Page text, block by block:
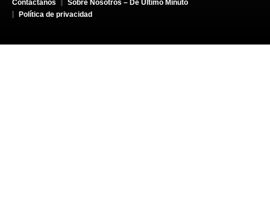
Contáctanos
Sobre Nosotros – De Último Minuto
Política de privacidad